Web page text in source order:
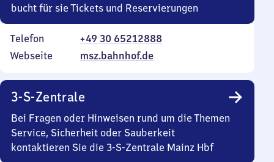
bucht für sie Tickets und Reservierungen
Telefon
+49 30 65212888
Webseite
msz.bahnhof.de
3-S-Zentrale
Bei Fragen oder Hinweisen rund um die Themen
Service, Sicherheit oder Sauberkeit
kontaktieren Sie die 3-S-Zentrale Mainz Hbf